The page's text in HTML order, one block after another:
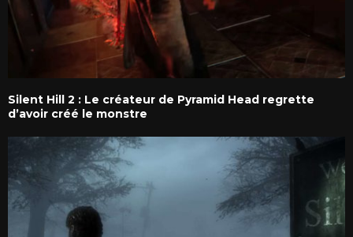
Silent Hill 2 : Le créateur de Pyramid Head regrette
d’avoir créé le monstre